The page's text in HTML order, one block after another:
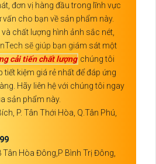
đơn vị hàng đầu trong lĩnh vực
vấn cho bạn về sản phẩm này.
chất lượng hình ảnh sắc nét,
sẽ giúp bạn giám sát một
cải tiến chất lượng chúng tôi
tiết kiệm giá rẻ nhất để đáp ứng
Hãy liên hệ với chúng tôi ngay
sản phẩm này.
P. Tân Thới Hòa, Q.Tân Phú,
Hòa Đông,P Bình Trị Đông,